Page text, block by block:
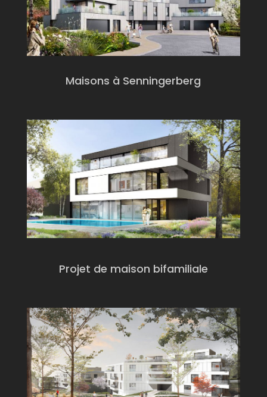
Maisons à Senningerberg
Projet de maison bifamiliale